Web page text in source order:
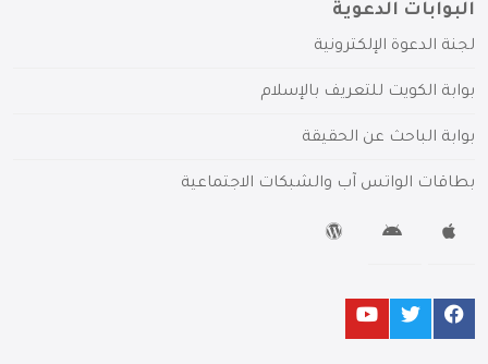
البوابات الدعوية
لجنة الدعوة الإلكترونية
بوابة الكويت للتعريف بالإسلام
بوابة الباحث عن الحقيقة
بطاقات الواتس آب والشبكات الاجتماعية